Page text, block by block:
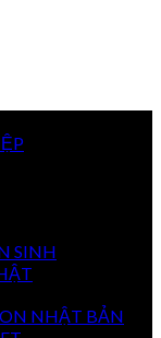
SINH
NHẬT BẢN